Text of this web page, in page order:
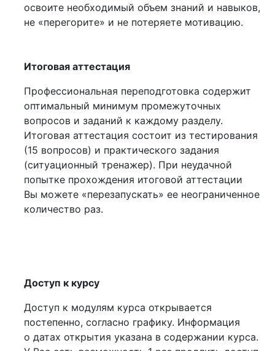
освоите необходимый объем знаний и навыков,
не «перегорите» и не потеряете мотивацию.
Итоговая аттестация
Профессиональная переподготовка содержит
оптимальный минимум промежуточных
вопросов и заданий к каждому разделу.
Итоговая аттестация состоит из тестирования
(15 вопросов) и практического задания
(ситуационный тренажер). При неудачной
попытке прохождения итоговой аттестации
Вы можете «перезапускать» ее неограниченное
количество раз.
Доступ к курсу
Доступ к модулям курса открывается
постепенно, согласно графику. Информация
о датах открытия указана в содержании курса.